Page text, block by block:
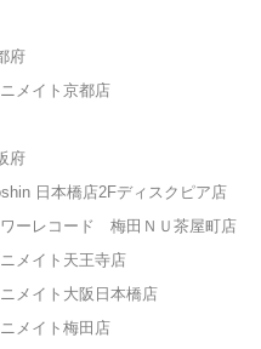
府
ニメイト京都店
府
日本橋店2Fディスクピア店
ワーレコード 梅田ＮＵ茶屋町店
ニメイト天王寺店
ニメイト大阪日本橋店
ニメイト梅田 店